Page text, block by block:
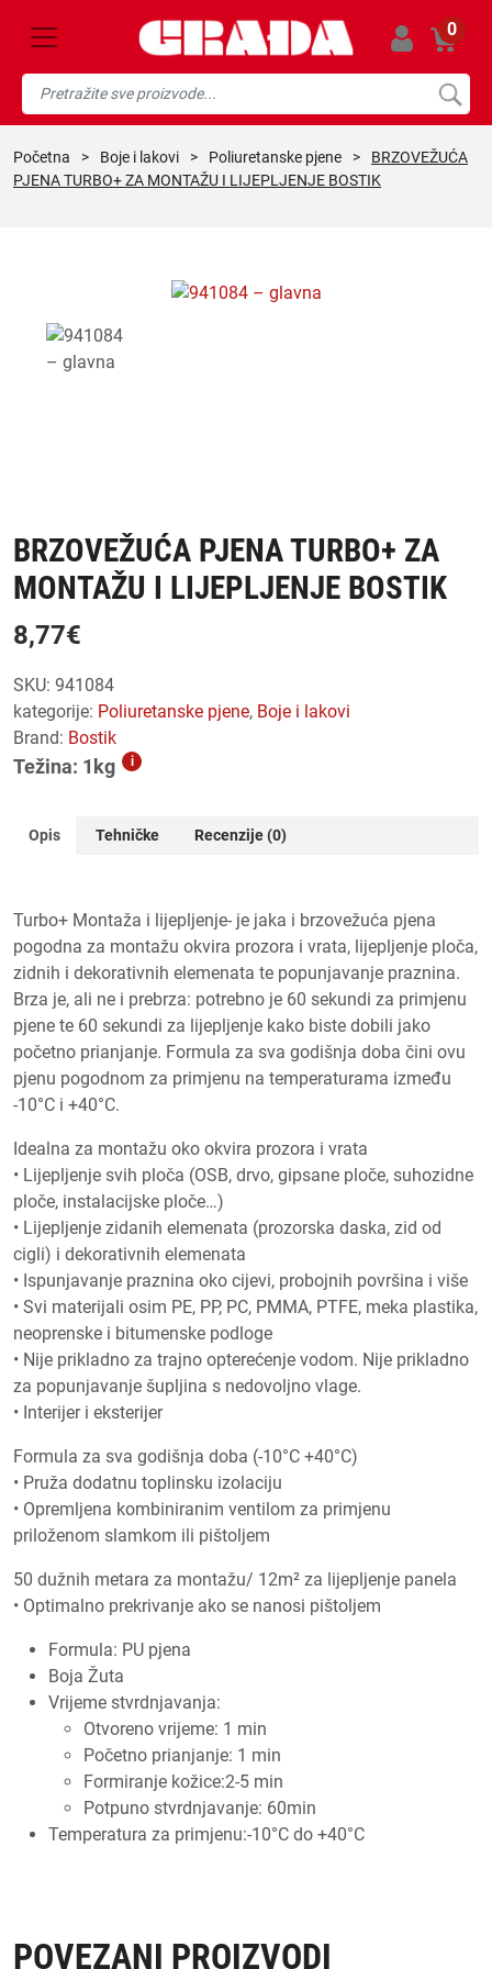
0
početna > boje i lakovi > poliuretanske pjene >
BRZOVEŽUĆA
PJENA TURBO+ ZA MONTAŽU I LIJEPLJENJE BOSTIK
BRZOVEŽUĆA PJENA TURBO+ ZA
MONTAŽU I LIJEPLJENJE BOSTIK
8,77€
SKU: 941084
kategorije:
poliuretanske pjene,
boje i lakovi
Brand: Bostik
Težina: 1kg i
Opis Tehničke Recenzije (0)
Turbo+ Montaža i lijepljenje- je jaka i brzovežuća pjena
pogodna za montažu okvira prozora i vrata, lijepljenje ploča,
zidnih i dekorativnih elemenata te popunjavanje praznina.
Brza je, ali ne i prebrza: potrebno je 60 sekundi za primjenu
pjene te 60 sekundi za lijepljenje kako biste dobili jako
početno prianjanje. Formula za sva godišnja doba čini ovu
pjenu pogodnom za primjenu na temperaturama između
-10°C i +40°C.
Idealna za montažu oko okvira prozora i vrata
• Lijepljenje svih ploča (OSB, drvo, gipsane ploče, suhozidne
ploče, instalacijske ploče…)
• Lijepljenje zidanih elemenata (prozorska daska, zid od
cigli) i dekorativnih elemenata
• Ispunjavanje praznina oko cijevi, probojnih površina i više
• Svi materijali osim PE, PP, PC, PMMA, PTFE, meka plastika,
neoprenske i bitumenske podloge
• Nije prikladno za trajno opterećenje vodom. Nije prikladno
za popunjavanje šupljina s nedovoljno vlage.
• Interijer i eksterijer
Formula za sva godišnja doba (-10°C +40°C)
• Pruža dodatnu toplinsku izolaciju
• Opremljena kombiniranim ventilom za primjenu
priloženom slamkom ili pištoljem
50 dužnih metara za montažu/ 12m² za lijepljenje panela
• Optimalno prekrivanje ako se nanosi pištoljem
Formula: PU pjena
Boja Žuta
Vrijeme stvrdnjavanja:
Otvoreno vrijeme: 1 min
Početno prianjanje: 1 min
Formiranje kožice:2-5 min
Potpuno stvrdnjavanje: 60min
Temperatura za primjenu:-10°C do +40°C
POVEZANI PROIZVODI